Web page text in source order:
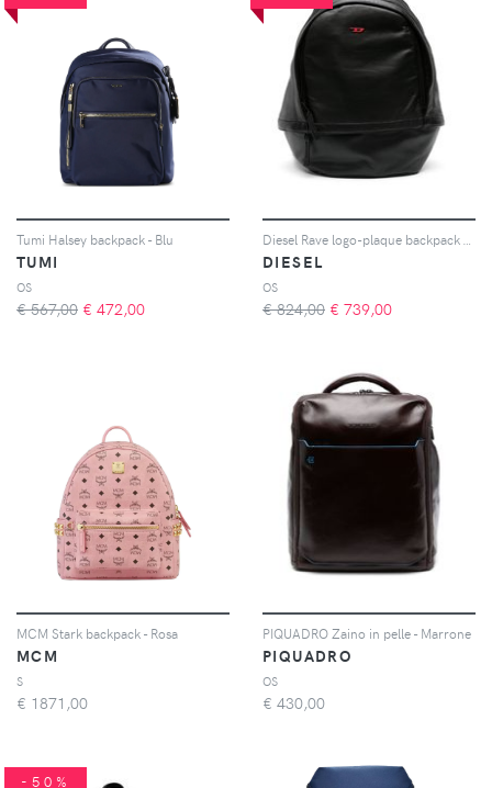
Tumi Halsey backpack - Blu
TUMI
OS
€ 567,00 € 472,00
DIESEL
OS
€ 824,00 € 739,00
MCM Stark backpack - Rosa
MCM
S
€ 1871,00
PIQUADRO Zaino in pelle - Marrone
PIQUADRO
OS
€ 430,00
-50%